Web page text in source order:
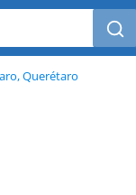
Querétaro